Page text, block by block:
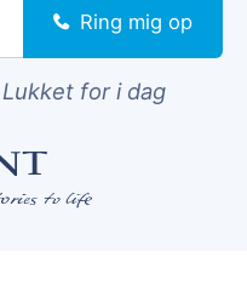
Ring mig op
Lukket for i dag